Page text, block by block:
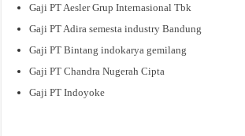
Gaji PT Aesler Grup Internasional Tbk
Gaji PT Adira semesta industry Bandung
Gaji PT Bintang indokarya gemilang
Gaji PT Chandra Nugerah Cipta
Gaji PT Indoyoke